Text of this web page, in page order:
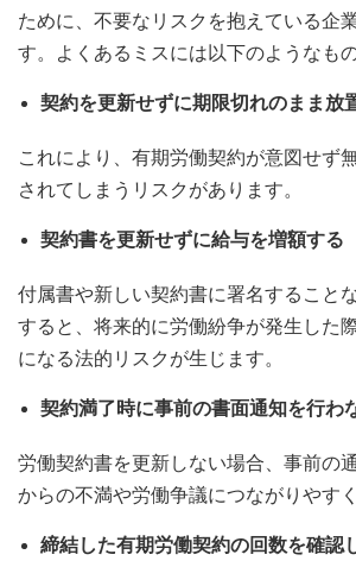
ために、不要なリスクを抱えている企
す。よくあるミスには以下のようなも
契約を更新せずに期限切れのまま放
これにより、有期労働契約が意図せず
されてしまうリスクがあります。
契約書を更新せずに給与を増額する
付属書や新しい契約書に署名すること
すると、将来的に労働紛争が発生した
になる法的リスクが生じます。
契約満了時に事前の書面通知を行わ
労働契約書を更新しない場合、事前の
からの不満や労働争議につながりやす
締結した有期労働契約の回数を確認